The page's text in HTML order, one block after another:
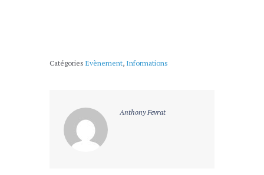
Catégories Evènement, Informations
Anthony Fevrat